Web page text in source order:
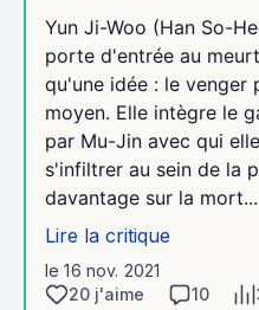
Yun Ji-Woo (Han So-
porte d'entrée au
qu'une idée : le venger
moyen. Elle intègre le
par Mu-Jin avec qui
s'infiltrer au sein de la
davantage sur la mort...
Lire la critique
le 16 nov. 2021
20 j'aime
10